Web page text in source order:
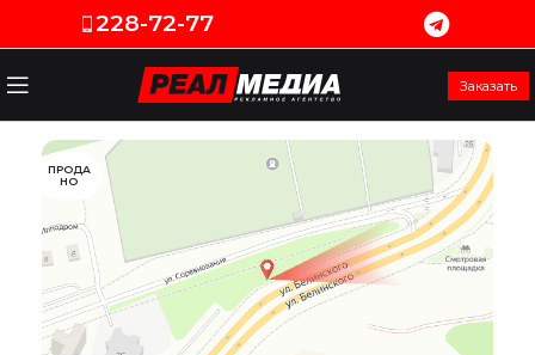
228-72-77
Заказать
ПРОДА
НО